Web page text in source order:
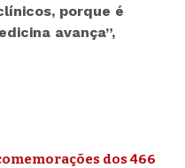
porque é
avança”,
dos 466